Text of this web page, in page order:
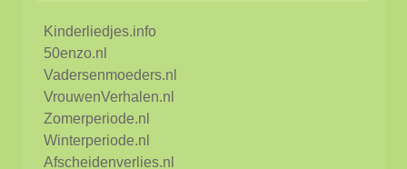
Kinderliedjes.info
50enzo.nl
Vadersenmoeders.nl
VrouwenVerhalen.nl
Zomerperiode.nl
Winterperiode.nl
Afscheidenverlies.nl